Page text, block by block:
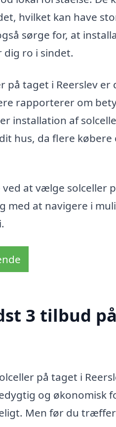
hvilket kan have
sørge for, at
ro i sindet.
på taget i Reerslev
rapporterer om
installation af
hus, da flere
at vælge solceller
med at navigere i
3 tilbud
på taget i
og økonomisk
Men før du